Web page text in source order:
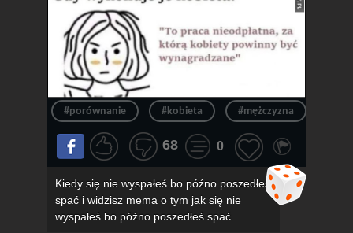
#porównanie #kobieta #mężczyzna
68 0
Kiedy się nie wyspałeś bo późno poszedłeś
spać i widzisz mema o tym jak się nie
wyspałeś bo późno poszedłeś spać